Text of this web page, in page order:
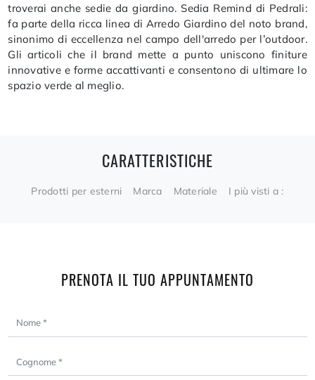
troverai anche sedie da giardino. Sedia Remind di Pedrali:
fa parte della ricca linea di Arredo Giardino del noto brand,
sinonimo di eccellenza nel campo dell'arredo per l’outdoor.
Gli articoli che il brand mette a punto uniscono finiture
innovative e forme accattivanti e consentono di ultimare lo
spazio verde al meglio.
CARATTERISTICHE
Prodotti per esterni Marca Materiale I più visti a :
PRENOTA IL TUO APPUNTAMENTO